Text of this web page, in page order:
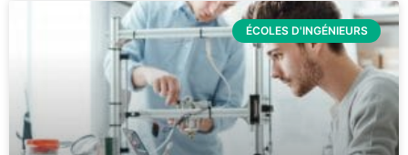
ÉCOLES D'INGÉNIEURS